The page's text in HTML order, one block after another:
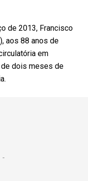
de 2013, Francisco
aos 88 anos de
em
de dois meses de